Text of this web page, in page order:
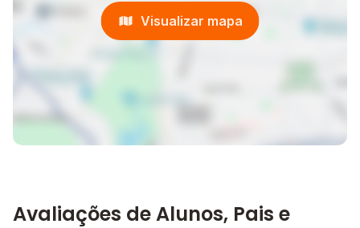
Visualizar mapa
Avaliações de Alunos, Pais e